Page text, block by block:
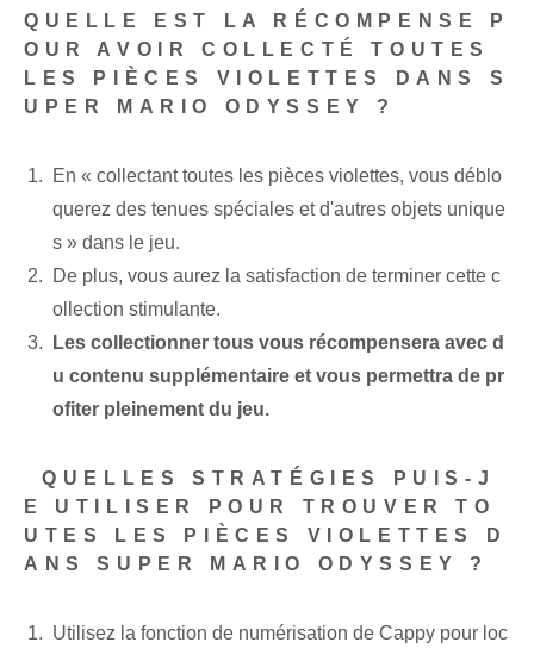
QUELLE EST LA RÉCOMPENSE P
OUR AVOIR COLLECTÉ TOUTES
LES PIÈCES VIOLETTES DANS S
UPER MARIO ODYSSEY ?
En « collectant toutes les pièces violettes, vous déblo
querez des tenues spéciales et d'autres objets unique
s » dans le jeu.
De plus, vous aurez la satisfaction de terminer cette c
ollection stimulante.
Les collectionner tous vous récompensera avec d
u contenu supplémentaire et vous permettra de pr
ofiter pleinement du jeu.
⁤ QUELLES STRATÉGIES PUIS-J
E UTILISER POUR TROUVER TO
UTES LES PIÈCES VIOLETTES D
ANS SUPER MARIO ‍ODYSSEY ?
Utilisez la fonction de numérisation de Cappy pour loc